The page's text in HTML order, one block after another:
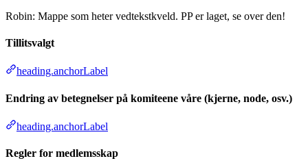
Robin: Mappe som heter vedtekstkveld. PP er laget, se over den!
Tillitsvalgt
heading.anchorLabel
Endring av betegnelser på komiteene våre (kjerne, node, osv.)
heading.anchorLabel
Regler for medlemsskap